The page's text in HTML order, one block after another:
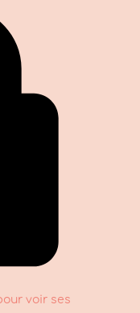
voir ses